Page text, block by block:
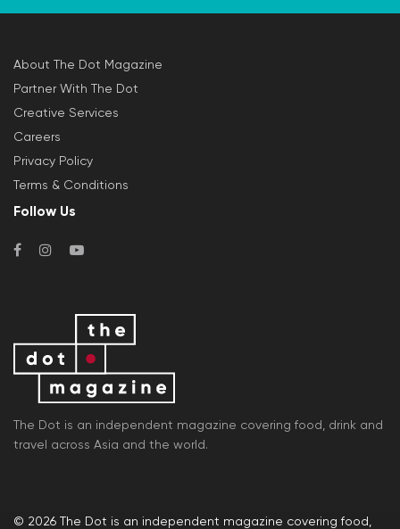
About The Dot Magazine
Partner With The Dot
Creative Services
Careers
Privacy Policy
Terms & Conditions
Follow Us
The Dot is an independent magazine covering food, drink and
travel across Asia and the world.
© 2026 The Dot is an independent magazine covering food,